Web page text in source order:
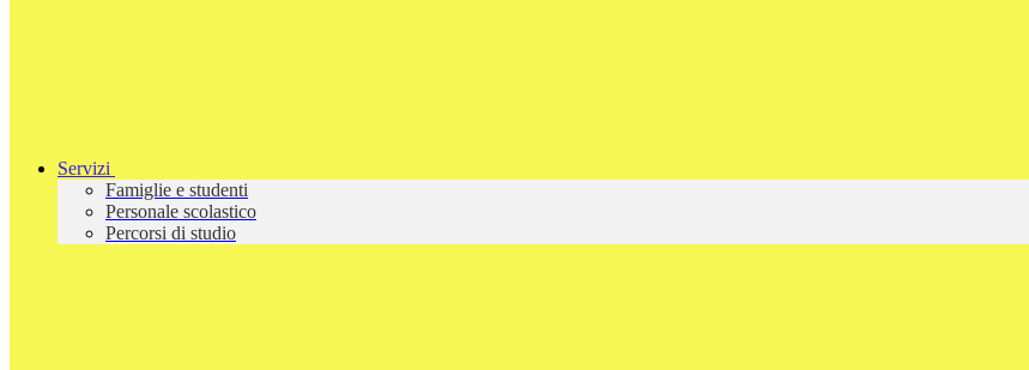
Servizi
Famiglie e studenti
Personale scolastico
Percorsi di studio